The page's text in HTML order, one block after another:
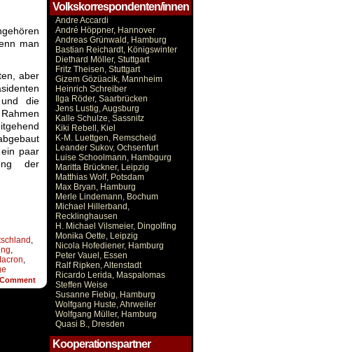
man
aber
die
paar
der
Comment
Volkskorrespondenten/innen
Andre Accardi
André Höppner, Hannover
Andreas Grünwald, Hamburg
Bastian Reichardt, Königswinter
Diethard Möller, Stuttgart
Fritz Theisen, Stuttgart
Gizem Gözüacik, Mannheim
Heinrich Schreiber
Ilga Röder, Saarbrücken
Jens Lustig, Augsburg
Kalle Schulze, Sassnitz
Kiki Rebell, Kiel
K-M. Luettgen, Remscheid
Leander Sukov, Ochsenfurt
Luise Schoolmann, Hambgurg
Maritta Brückner, Leipzig
Matthias Wolf, Potsdam
Max Bryan, Hamburg
Merle Lindemann, Bochum
Michael Hillerband,
Recklinghausen
H. Michael Vilsmeier, Dingolfing
Monika Oette, Leipzig
Nicola Hofediener, Hamburg
Peter Vauel, Essen
Ralf Ripken, Altenstadt
Ricardo Lerida, Maspalomas
Steffen Weise
Susanne Fiebig, Hamburg
Wolfgang Huste, Ahrweiler
Wolfgang Müller, Hamburg
Quasi B., Dresden
Kooperationspartner